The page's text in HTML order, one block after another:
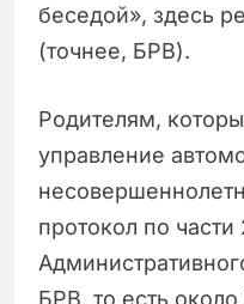
беседой», здесь
(точнее, БРВ).
Родителям,
управление
протокол по части
БРВ, то есть